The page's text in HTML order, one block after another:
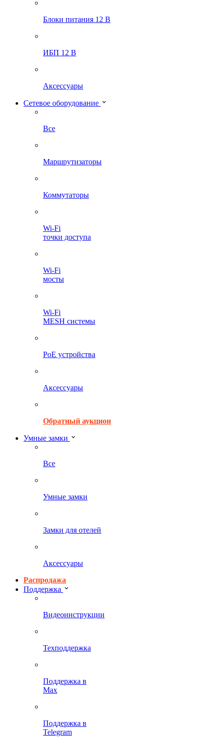
Блоки питания 12 В
ИБП 12 В
Аксессуары
Сетевое оборудование
Все
Маршрутизаторы
Коммутаторы
Wi-Fi
точки доступа
Wi-Fi
мосты
Wi-Fi
MESH системы
PoE устройства
Аксессуары
Обратный аукцион
Умные замки
Все
Умные замки
Замки для отелей
Аксессуары
Распродажа
Поддержка
Видеоинструкции
Техподдержка
Поддержка в
Max
Поддержка в
Telegram